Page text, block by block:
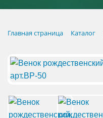
Главная страница Каталог